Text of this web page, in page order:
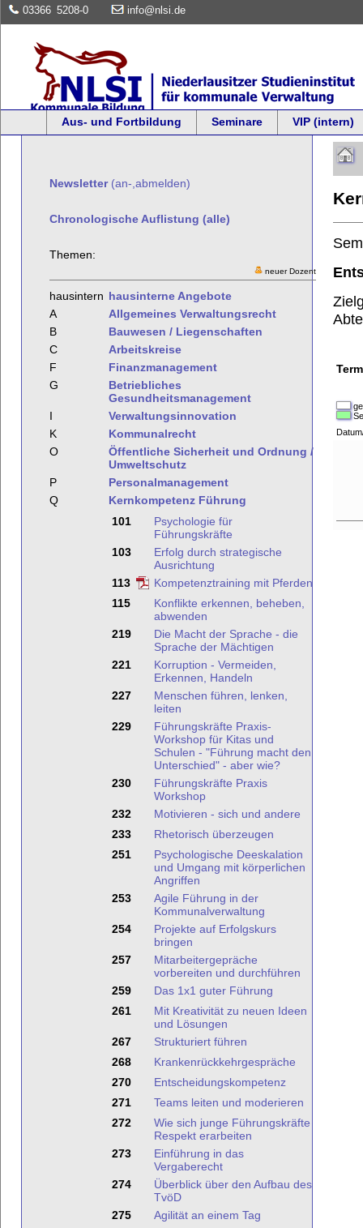
03366 5208-0 info@nlsi.de
Aus- und Fortbildung Seminare VIP (intern)
Newsletter(an-,abmelden)
Chronologische Auflistung (alle)
Themen:
neuer Dozent
hausintern hausinterne Angebote
A
Allgemeines Verwaltungsrecht
B
Bauwesen / Liegenschaften
C
Arbeitskreise
F
Finanzmanagement
G
Betriebliches
Gesundheitsmanagement
I
Verwaltungsinnovation
K
Kommunalrecht
O
Öffentliche Sicherheit und Ordnung /
Umweltschutz
P
Personalmanagement
Q
Kernkompetenz Führung
101
Psychologie für
Führungskräfte
103
Erfolg durch strategische
Ausrichtung
113
Kompetenztraining mit Pferden
115
Konflikte erkennen, beheben,
abwenden
219
Die Macht der Sprache - die
Sprache der Mächtigen
221
Korruption - Vermeiden,
Erkennen, Handeln
227
Menschen führen, lenken,
leiten
229
Führungskräfte Praxis-
Workshop für Kitas und
Schulen - "Führung macht den
Unterschied" - aber wie?
230
Führungskräfte Praxis
Workshop
232
Motivieren - sich und andere
233
Rhetorisch überzeugen
251
Psychologische Deeskalation
und Umgang mit körperlichen
Angriffen
253
Agile Führung in der
Kommunalverwaltung
254
Projekte auf Erfolgskurs
bringen
257
Mitarbeitergepräche
vorbereiten und durchführen
259
Das 1x1 guter Führung
261
Mit Kreativität zu neuen Ideen
und Lösungen
267
Strukturiert führen
268
Krankenrückkehrgespräche
270
Entscheidungskompetenz
271
Teams leiten und moderieren
272
Wie sich junge Führungskräfte
Respekt erarbeiten
273
Einführung in das
Vergaberecht
274
Überblick über den Aufbau des
TvöD
275
Agilität an einem Tag